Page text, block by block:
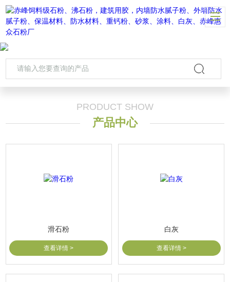
PRODUCT SHOW
产品中心
滑石粉
查看详情 >
白灰
查看详情 >